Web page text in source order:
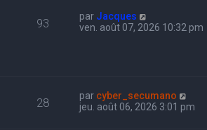
93 par Jacques
ven. août 07, 2026 10:32 pm
28 par cyber_secumano
jeu. août 06, 2026 3:01 pm